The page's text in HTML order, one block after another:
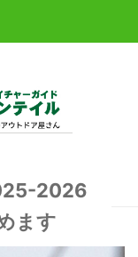
2026
ます